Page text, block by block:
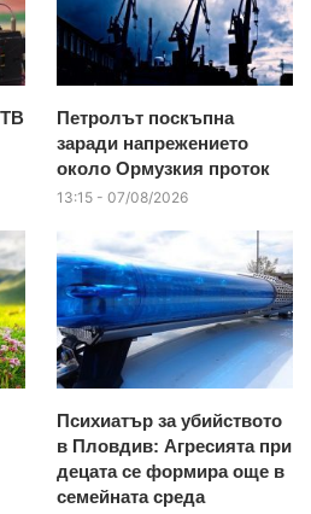
Петролът поскъпна
заради напрежението
около Ормузкия проток
13:15 - 07/08/2026
Психиатър за убийството
в Пловдив: Агресията при
децата се формира още в
семейната среда